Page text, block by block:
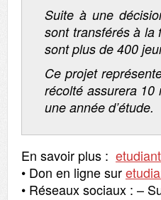
Suite à une
sont transférés à la
sont plus de 400
Ce projet
récolté assurera 10
une année d’étude.
En savoir plus :
• Don en ligne sur
• Réseaux sociaux : –